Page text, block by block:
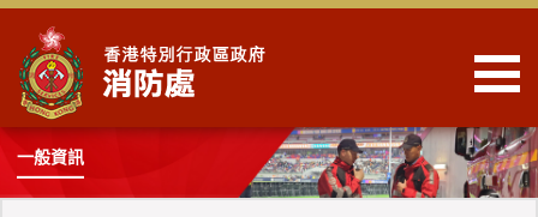
跳到內容
一般資訊